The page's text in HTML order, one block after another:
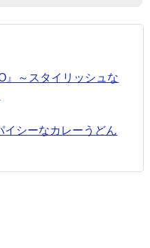
』～スタイリッシュな
イシーなカレーうどん